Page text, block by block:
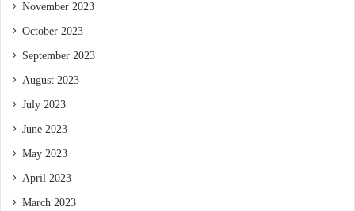
November 2023
October 2023
September 2023
August 2023
July 2023
June 2023
May 2023
April 2023
March 2023